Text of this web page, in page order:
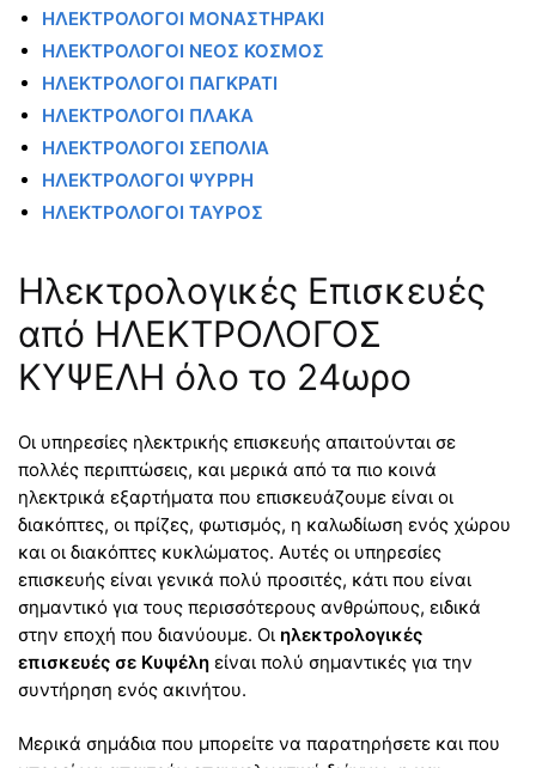
ΗΛΕΚΤΡΟΛΟΓΟΙ ΜΟΝΑΣΤΗΡΑΚΙ
ΗΛΕΚΤΡΟΛΟΓΟΙ ΝΕΟΣ ΚΟΣΜΟΣ
ΗΛΕΚΤΡΟΛΟΓΟΙ ΠΑΓΚΡΑΤΙ
ΗΛΕΚΤΡΟΛΟΓΟΙ ΠΛΑΚΑ
ΗΛΕΚΤΡΟΛΟΓΟΙ ΣΕΠΟΛΙΑ
ΗΛΕΚΤΡΟΛΟΓΟΙ ΨΥΡΡΗ
ΗΛΕΚΤΡΟΛΟΓΟΙ ΤΑΥΡΟΣ
Ηλεκτρολογικές Επισκευές
από ΗΛΕΚΤΡΟΛΟΓΟΣ
ΚΥΨΕΛΗ όλο το 24ωρο
Οι υπηρεσίες ηλεκτρικής επισκευής απαιτούνται σε
πολλές περιπτώσεις, και μερικά από τα πιο κοινά
ηλεκτρικά εξαρτήματα που επισκευάζουμε είναι οι
διακόπτες, οι πρίζες, φωτισμός, η καλωδίωση ενός χώρου
και οι διακόπτες κυκλώματος. Αυτές οι υπηρεσίες
επισκευής είναι γενικά πολύ προσιτές, κάτι που είναι
σημαντικό για τους περισσότερους ανθρώπους, ειδικά
στην εποχή που διανύουμε. Οι ηλεκτρολογικές
επισκευές σε Κυψέλη είναι πολύ σημαντικές για την
συντήρηση ενός ακινήτου.
Μερικά σημάδια που μπορείτε να παρατηρήσετε και που